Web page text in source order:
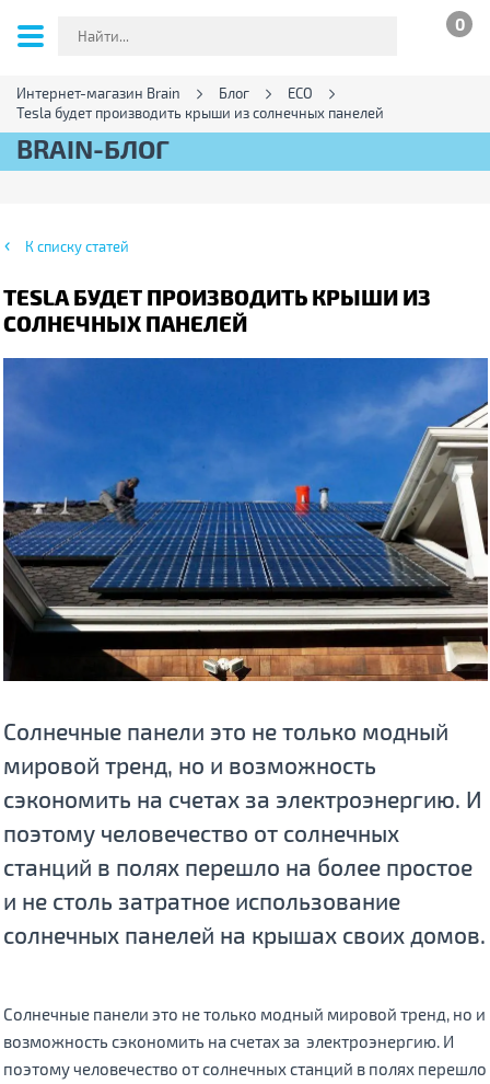
0
Интернет-магазин Brain Блог
ECO
Tesla будет производить крыши из солнечных панелей
BRAIN-БЛОГ
К списку статей
TESLA БУДЕТ ПРОИЗВОДИТЬ КРЫШИ ИЗ
СОЛНЕЧНЫХ ПАНЕЛЕЙ
Солнечные панели это не только модный
мировой тренд, но и возможность
сэкономить на счетах за электроэнергию. И
поэтому человечество от солнечных
станций в полях перешло на более простое
и не столь затратное использование
солнечных панелей на крышах своих домов.
Солнечные панели это не только модный мировой тренд, но и
возможность сэкономить на счетах за электроэнергию. И
поэтому человечество от солнечных станций в полях перешло